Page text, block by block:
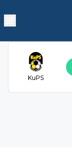
KuPS